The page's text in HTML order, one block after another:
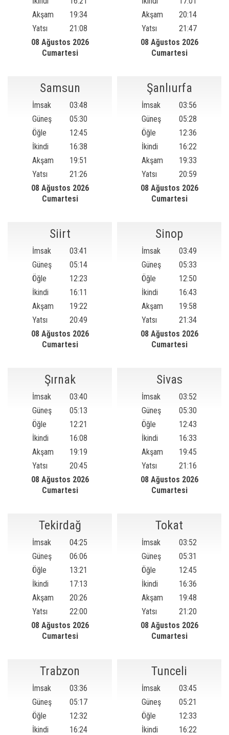
Akşam
19:34
Yatsı
21:08
08 Ağustos 2026
Cumartesi
Akşam
20:14
Yatsı
21:47
08 Ağustos 2026
Cumartesi
Samsun
İmsak
03:48
Güneş
05:30
Öğle
12:45
İkindi
16:38
Akşam
19:51
Yatsı
21:26
08 Ağustos 2026
Cumartesi
Şanlıurfa
İmsak
03:56
Güneş
05:28
Öğle
12:36
İkindi
16:22
Akşam
19:33
Yatsı
20:59
08 Ağustos 2026
Cumartesi
Siirt
İmsak
03:41
Güneş
05:14
Öğle
12:23
İkindi
16:11
Akşam
19:22
Yatsı
20:49
08 Ağustos 2026
Cumartesi
Sinop
İmsak
03:49
Güneş
05:33
Öğle
12:50
İkindi
16:43
Akşam
19:58
Yatsı
21:34
08 Ağustos 2026
Cumartesi
Şırnak
İmsak
03:40
Güneş
05:13
Öğle
12:21
İkindi
16:08
Akşam
19:19
Yatsı
20:45
08 Ağustos 2026
Cumartesi
Sivas
İmsak
03:52
Güneş
05:30
Öğle
12:43
İkindi
16:33
Akşam
19:45
Yatsı
21:16
08 Ağustos 2026
Cumartesi
Tekirdağ
İmsak
04:25
Güneş
06:06
Öğle
13:21
İkindi
17:13
Akşam
20:26
Yatsı
22:00
08 Ağustos 2026
Cumartesi
Tokat
İmsak
03:52
Güneş
05:31
Öğle
12:45
İkindi
16:36
Akşam
19:48
Yatsı
21:20
08 Ağustos 2026
Cumartesi
Trabzon
İmsak
03:36
Güneş
05:17
Öğle
12:32
İkindi
16:24
Tunceli
İmsak
03:45
Güneş
05:21
Öğle
12:33
İkindi
16:22